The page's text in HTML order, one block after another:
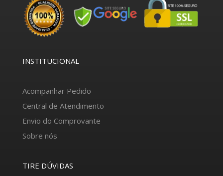
INSTITUCIONAL
Acompanhar Pedido
Central de Atendimento
Envio do Comprovante
Sobre nós
TIRE DÚVIDAS